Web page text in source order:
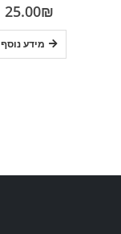
25.00₪
מידע נוסף